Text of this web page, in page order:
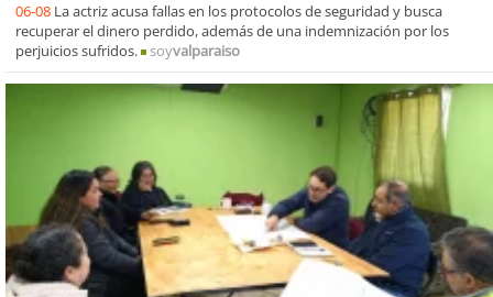
06-08 La actriz acusa fallas en los protocolos de seguridad y busca
recuperar el dinero perdido, además de una indemnización por los
perjuicios sufridos.
soyvalparaiso